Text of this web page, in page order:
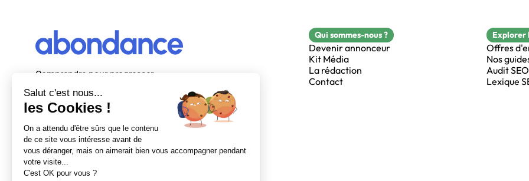
Comprendre pour progresser
Abondance, le premier média d’actualité
autour du SEO et des moteurs de recherche
en France.
Qui sommes-nous ?
Devenir annonceur
Kit Média
La rédaction
Contact
Explorer
Offres
Nos
Audit SEO
Lexique